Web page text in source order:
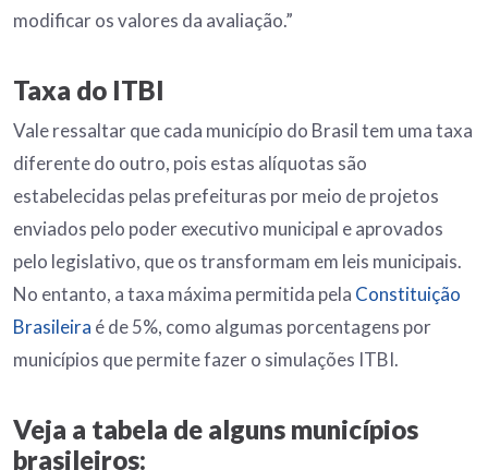
modificar os valores da avaliação.”
Taxa do ITBI
Vale ressaltar que cada município do Brasil tem uma taxa
diferente do outro, pois estas alíquotas são
estabelecidas pelas prefeituras por meio de projetos
enviados pelo poder executivo municipal e aprovados
pelo legislativo, que os transformam em leis municipais.
No entanto, a taxa máxima permitida pela Constituição
Brasileira é de 5%, como algumas porcentagens por
municípios que permite fazer o simulações ITBI.
Veja a tabela de alguns municípios
brasileiros: